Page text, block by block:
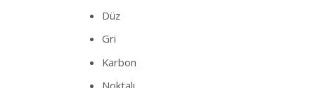
Düz
Gri
Karbon